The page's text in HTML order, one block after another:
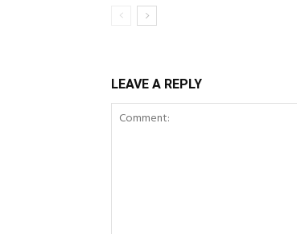
LEAVE A REPLY